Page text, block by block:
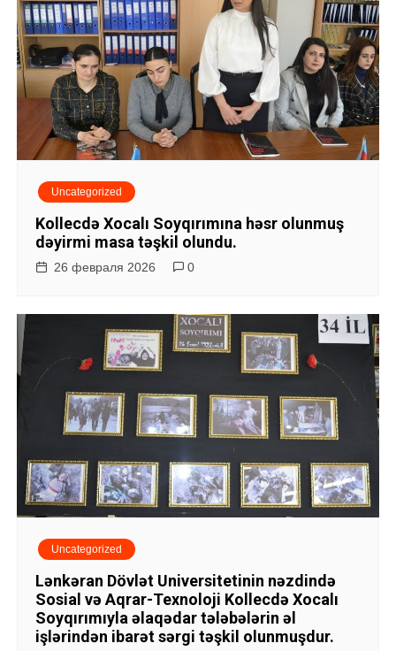
Uncategorized
Kollecdə Xocalı Soyqırımına həsr olunmuş
dəyirmi masa təşkil olundu.
26 февраля 2026 0
Uncategorized
Lənkəran Dövlət Universitetinin nəzdində
Sosial və Aqrar-Texnoloji Kollecdə Xocalı
Soyqırımıyla əlaqədar tələbələrin əl
işlərindən ibarət sərgi təşkil olunmuşdur.